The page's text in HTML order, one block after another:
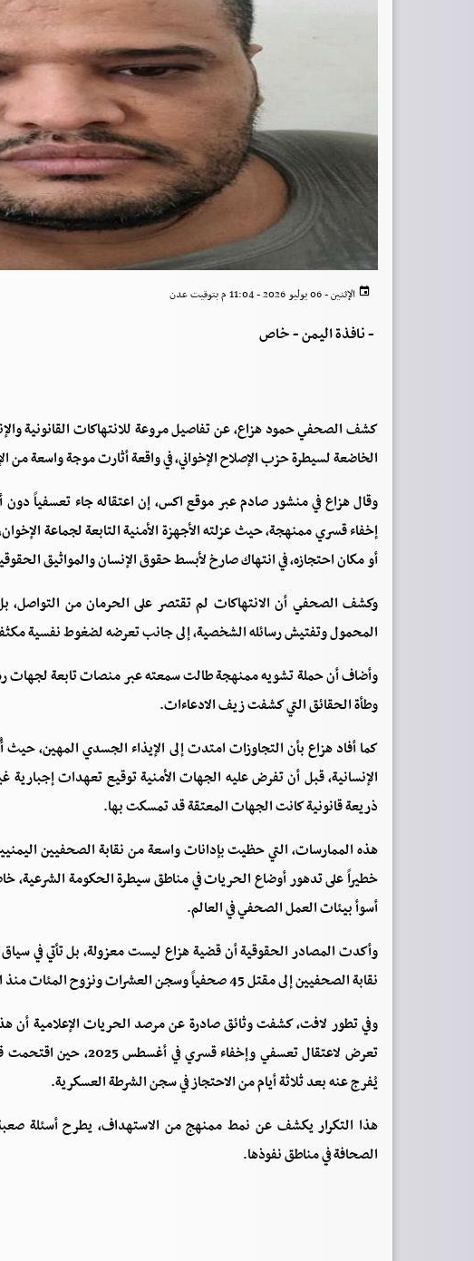
الإثنين - 06 يوليو 2026 - 11:04 م بتوقيت عدن
-نافذة اليمن - خاص
كشف الصحفي حمود هزاع، عن تفاصيل مروعة للانتهاكات القانونية
الخاضعة لسيطرة حزب الإصلاح الإخواني، في واقعة أثارت موجة واسعة من
وقال هزاع في منشور صادم عبر موقع اكس، إن اعتقاله جاء تعسفياً
إخفاء قسري ممنهجة، حيث عزلته الأجهزة الأمنية التابعة لجماعة
أو مكان احتجازه، في انتهاك صارخ لأبسط حقوق الإنسان والمواثيق
وكشف الصحفي أن الانتهاكات لم تقتصر على الحرمان من التواصل،
المحمول وتفتيش رسائله الشخصية، إلى جانب تعرضه لضغوط نفسية
وأضاف أن حملة تشويه ممنهجة طالت سمعته عبر منصات تابعة لجهات
وطأة الحقائق التي كشفت زيف الادعاءات.
كما أفاد هزاع بأن التجاوزات امتدت إلى الإيذاء الجسدي المهين،
الإنسانية، قبل أن تفرض عليه الجهات الأمنية توقيع تعهدات
ذريعة قانونية كانت الجهات المعتقة قد تمسكت بها.
هذه الممارسات، التي حظيت بإدانات واسعة من نقابة الصحفيين
خطيراً على تدهور أوضاع الحريات في مناطق سيطرة الحكومة الشرعية،
أسوأ بيئات العمل الصحفي في العالم.
وأكدت المصادر الحقوقية أن قضية هزاع ليست معزولة، بل تأتي في
نقابة الصحفيين إلى مقتل 45 صحفياً وسجن العشرات ونزوح المئات منذ اندلاع الحرب، مع إفلات شبه كامل للجناة من العقاب.
وفي تطور لافت، كشفت وثائق صادرة عن مرصد الحريات الإعلامية أن
تعرض لاعتقال تعسفي
يُفرج عنه بعد ثلاثة أيام من الاحتجاز في سجن الشرطة العسكرية.
هذا التكرار يكشف عن نمط ممنهج من الاستهداف، يطرح أسئلة
الصحافة في مناطق نفوذها.